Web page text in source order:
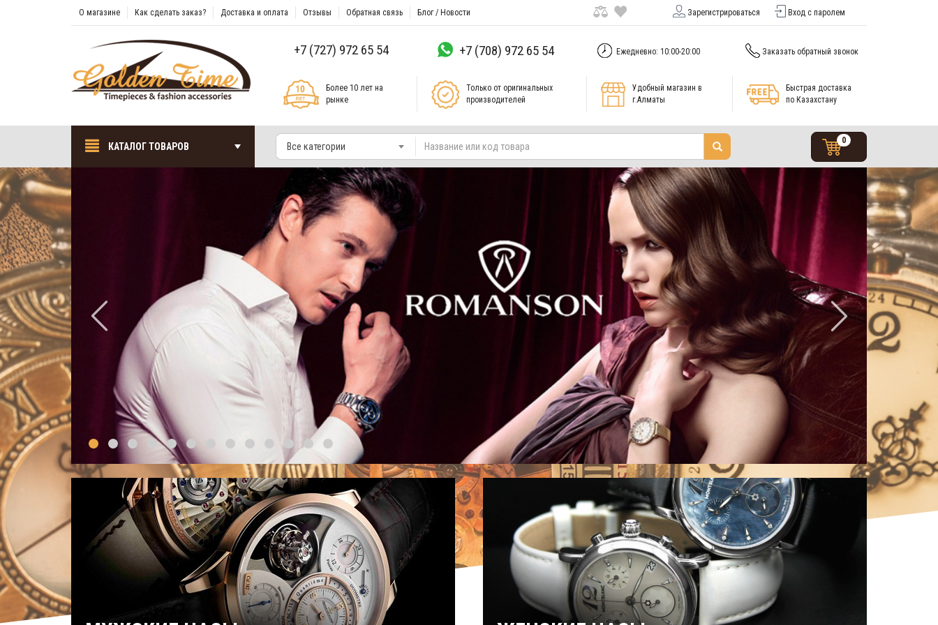
О магазине Как сделать заказ? Доставка и оплата Отзывы Обратная связь Блог / Новости Зарегистрироваться Вход с паролем
+7 (727) 972 65 54 +7 (708) 972 65 54 Ежедневно: 10:00-20:00 Заказать обратный звонок
Более 10 лет на
рынке
Только от оригинальных
производителей
Удобный магазин в
г.Алматы
Быстрая доставка
по Казахстану
КАТАЛОГ ТОВАРОВ Все категории
0